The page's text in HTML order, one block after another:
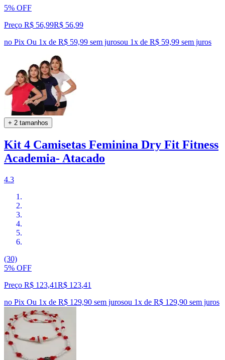
5% OFF
Preço R$ 56,99R$ 56,99
no Pix Ou 1x de R$ 59,99 sem jurosou 1x de R$ 59,99 sem juros
+ 2 tamanhos
Kit 4 Camisetas Feminina Dry Fit Fitness
Academia- Atacado
4.3
(30)
5% OFF
Preço R$ 123,41R$ 123,41
no Pix Ou 1x de R$ 129,90 sem jurosou 1x de R$ 129,90 sem juros